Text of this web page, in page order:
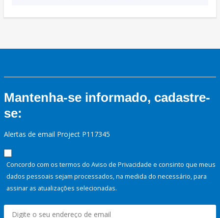
Mantenha-se informado, cadastre-
se:
Alertas de email Project P117345
Concordo com os termos do Aviso de Privacidade e consinto que meus
dados pessoais sejam processados, na medida do necessário, para
assinar as atualizações selecionadas.